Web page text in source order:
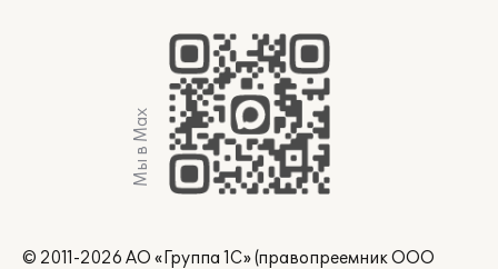
Мы в Max
© 2011-2026 АО «Группа 1С» (правопреемник ООО